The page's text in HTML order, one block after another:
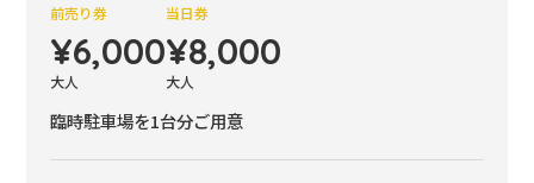
前売り券
¥6,000
大人
当日券
¥8,000
大人
臨時駐車場を1台分ご用意